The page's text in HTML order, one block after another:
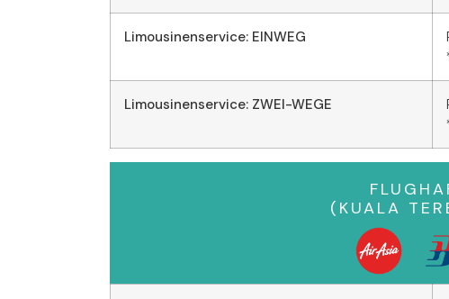
Limousinenservice: EINWEG
Limousinenservice: ZWEI-WEGE
(KUALA